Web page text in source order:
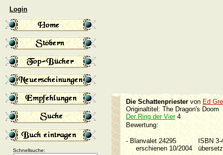
Login
Schnellsuche:
Die Schattenpriester von Ed
Originaltitel: The Dragon's
Der Ring der Vier4
Bewertung:
- Blanvalet 24295
ISBN
erschienen 10/2004